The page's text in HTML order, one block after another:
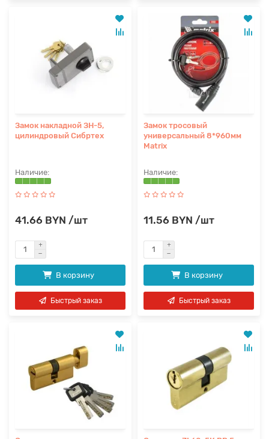
Замок накладной ЗН-5,
цилиндровый Сибртех
41.66 BYN /шт
В корзину
Быстрый заказ
Замок тросовый
универсальный 8*960мм
Matrix
11.56 BYN /шт
В корзину
Быстрый заказ